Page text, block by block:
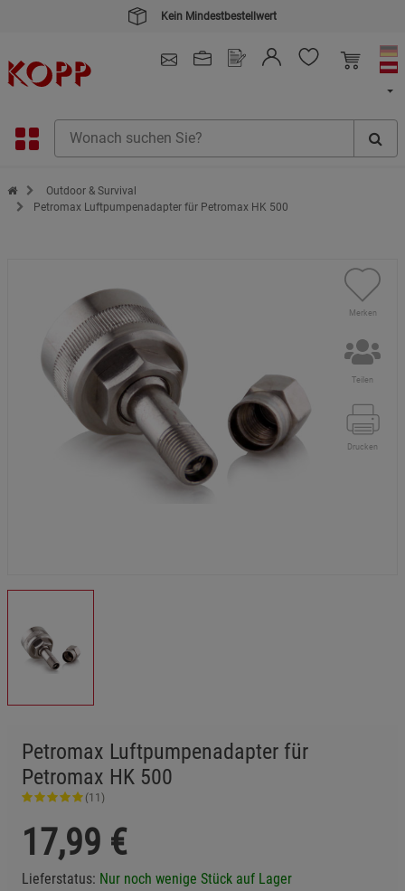
Kein Mindestbestellwert
Zur Startseite des Kopp Verlag Online-Shop
Outdoor & Survival
Petromax Luftpumpenadapter für Petromax HK 500
Merken
Teilen
Drucken
Petromax Luftpumpenadapter für
Petromax HK 500
(11)
17,99 €
Lieferstatus: Nur noch wenige Stück auf Lager